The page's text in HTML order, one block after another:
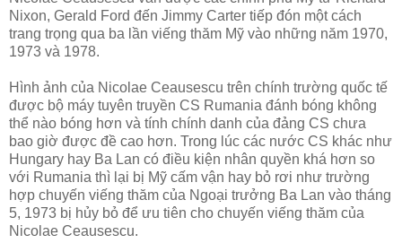
Nixon, Gerald Ford đến Jimmy Carter tiếp đón một cách
trang trọng qua ba lần viếng thăm Mỹ vào những năm 1970,
1973 và 1978.
Hình ảnh của Nicolae Ceausescu trên chính trường quốc tế
được bộ máy tuyên truyền CS Rumania đánh bóng không
thể nào bóng hơn và tính chính danh của đảng CS chưa
bao giờ được đề cao hơn. Trong lúc các nước CS khác như
Hungary hay Ba Lan có điều kiện nhân quyền khá hơn so
với Rumania thì lại bị Mỹ cấm vận hay bỏ rơi như trường
hợp chuyến viếng thăm của Ngoại trưởng Ba Lan vào tháng
5, 1973 bị hủy bỏ để ưu tiên cho chuyến viếng thăm của
Nicolae Ceausescu.